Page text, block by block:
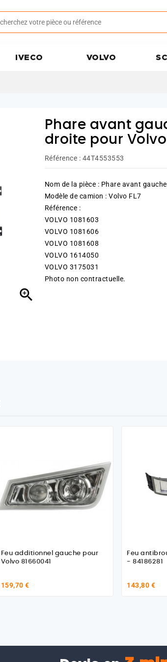
IVECO VOLVO

Phare avant
droite pour Volvo
Référence : 44T4553553
Nom de la pièce : Phare avant
Modèle de camion : Volvo FL7
Référence :
VOLVO 1081603
VOLVO 1081606
VOLVO 1081608
VOLVO 1614050
VOLVO 3175031
Photo non contractuelle.
Feu additionnel gauche pour
Volvo 81660041
159,70 €
Feu
- 84186281
143,80 €